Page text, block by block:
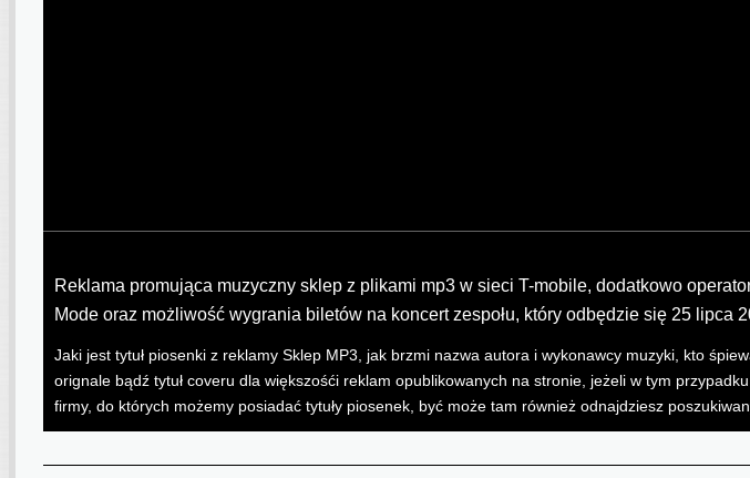
Reklama promująca muzyczny sklep z plikami mp3 w sieci T-mobile, dodatkowo
Mode oraz możliwość wygrania biletów na koncert zespołu, który odbędzie się 25 lipca
Jaki jest tytuł piosenki z reklamy Sklep MP3, jak brzmi nazwa autora i wykonawcy muzyki, kto
orignale bądź tytuł coveru dla większośći reklam opublikowanych na stronie, jeżeli w tym
firmy, do których możemy posiadać tytuły piosenek, być może tam również odnajdziesz